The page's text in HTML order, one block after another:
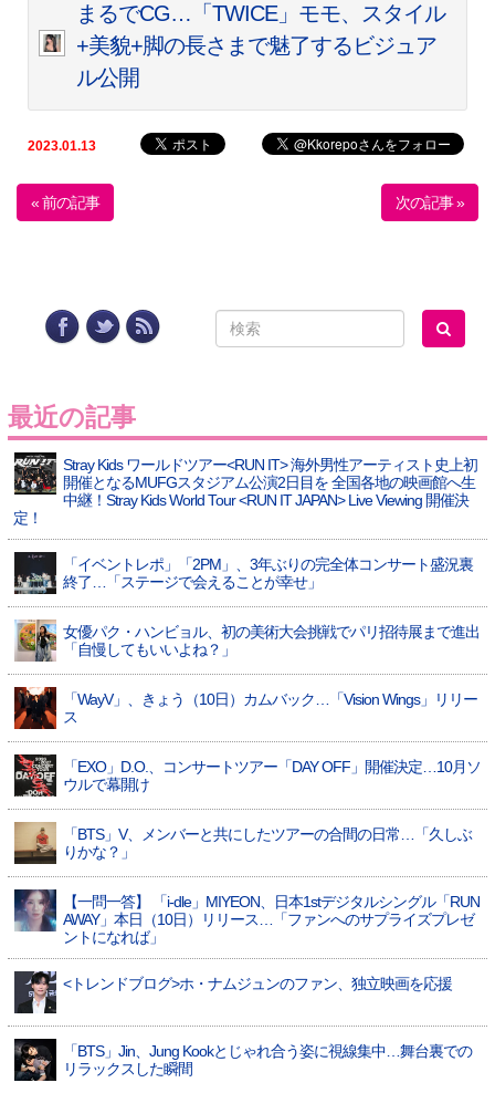
まるでCG…「TWICE」モモ、スタイル
+美貌+脚の長さまで魅了するビジュア
ル公開
2023.01.13
« 前の記事 次の記事 »
最近の記事
Stray Kids ワールドツアー<RUN IT> 海外男性アーティスト史上初
開催となるMUFGスタジアム公演2日目を 全国各地の映画館へ生
中継！Stray Kids World Tour <RUN IT JAPAN> Live Viewing 開催決
定！
「イベントレポ」「2PM」、3年ぶりの完全体コンサート盛況裏
終了…「ステージで会えることが幸せ」
女優パク・ハンビョル、初の美術大会挑戦でパリ招待展まで進出
「自慢してもいいよね？」
「WayV」、きょう（10日）カムバック…「Vision Wings」リリー
ス
「EXO」D.O.、コンサートツアー「DAY OFF」開催決定…10月ソ
ウルで幕開け
「BTS」V、メンバーと共にしたツアーの合間の日常…「久しぶ
りかな？」
【一問一答】 「i-dle」MIYEON、日本1stデジタルシングル「RUN
AWAY」本日（10日）リリース…「ファンへのサプライズプレゼ
ントになれば」
<トレンドブログ>ホ・ナムジュンのファン、独立映画を応援
「BTS」Jin、Jung Kookとじゃれ合う姿に視線集中…舞台裏での
リラックスした瞬間